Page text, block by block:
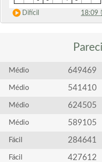
Difícil 18:09
Médio 649469
Médio 541410
Médio 624505
Médio 589105
Fácil 284641
Fácil 427612